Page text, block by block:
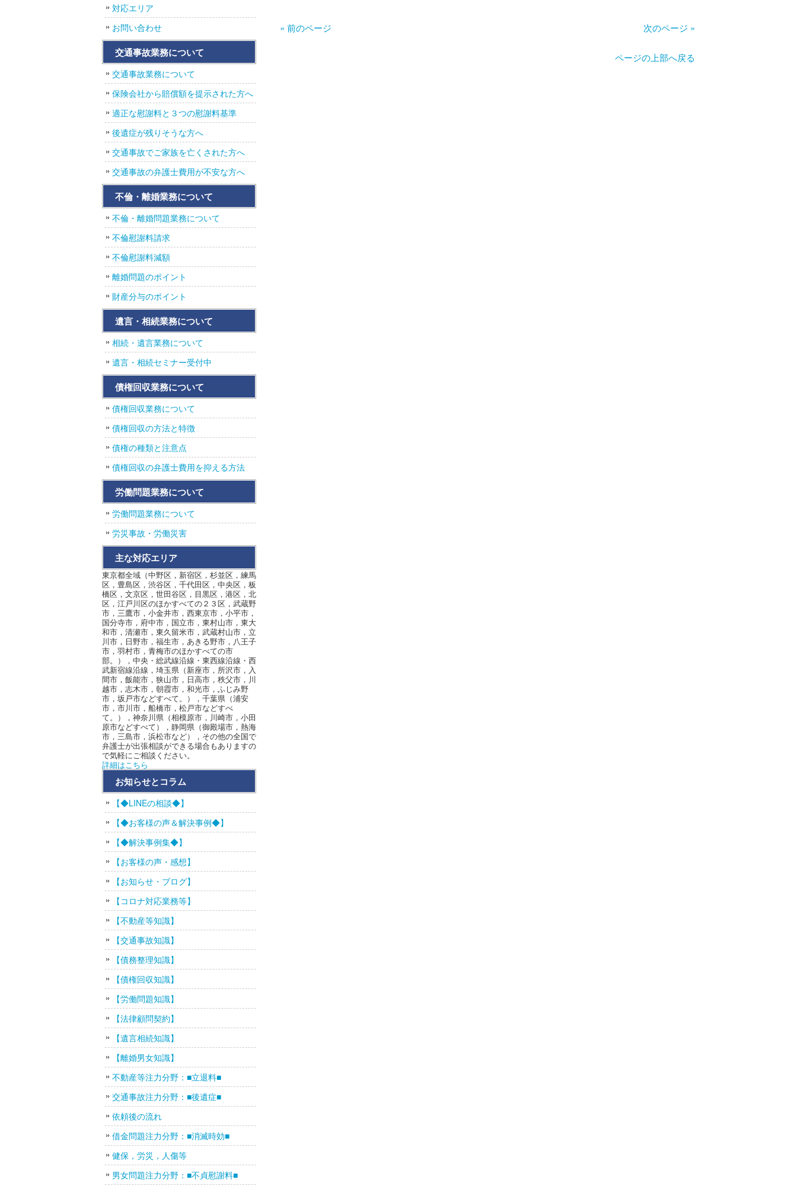
« 前のページ 次のページ »
ページの上部へ戻る
対応エリア
お問い合わせ
交通事故業務について
交通事故業務について
保険会社から賠償額を提示された方へ
適正な慰謝料と３つの慰謝料基準
後遺症が残りそうな方へ
交通事故でご家族を亡くされた方へ
交通事故の弁護士費用が不安な方へ
不倫・離婚業務について
不倫・離婚問題業務について
不倫慰謝料請求
不倫慰謝料減額
離婚問題のポイント
財産分与のポイント
遺言・相続業務について
相続・遺言業務について
遺言・相続セミナー受付中
債権回収業務について
債権回収業務について
債権回収の方法と特徴
債権の種類と注意点
債権回収の弁護士費用を抑える方法
労働問題業務について
労働問題業務について
労災事故・労働災害
主な対応エリア
東京都全域（中野区，新宿区，杉並区，練馬
区，豊島区，渋谷区，千代田区，中央区，板
橋区，文京区，世田谷区，目黒区，港区，北
区，江戸川区のほかすべての２３区，武蔵野
市，三鷹市，小金井市，西東京市，小平市，
国分寺市，府中市，国立市，東村山市，東大
和市，清瀬市，東久留米市，武蔵村山市，立
川市，日野市，福生市，あきる野市，八王子
市，羽村市，青梅市のほかすべての市
部。），中央・総武線沿線・東西線沿線・西
武新宿線沿線，埼玉県（新座市，所沢市，入
間市，飯能市，狭山市，日高市，秩父市，川
越市，志木市，朝霞市，和光市，ふじみ野
市，坂戸市などすべて。），千葉県（浦安
市，市川市，船橋市，松戸市などすべ
て。），神奈川県（相模原市，川崎市，小田
原市などすべて），静岡県（御殿場市，熱海
市，三島市，浜松市など），その他の全国で
弁護士が出張相談ができる場合もありますの
で気軽にご相談ください。
詳細はこちら
お知らせとコラム
【◆LINEの相談◆】
【◆お客様の声＆解決事例◆】
【◆解決事例集◆】
【お客様の声・感想】
【お知らせ・ブログ】
【コロナ対応業務等】
【不動産等知識】
【交通事故知識】
【債務整理知識】
【債権回収知識】
【労働問題知識】
【法律顧問契約】
【遺言相続知識】
【離婚男女知識】
不動産等注力分野：■立退料■
交通事故注力分野：■後遺症■
依頼後の流れ
借金問題注力分野：■消滅時効■
健保，労災，人傷等
男女問題注力分野：■不貞慰謝料■